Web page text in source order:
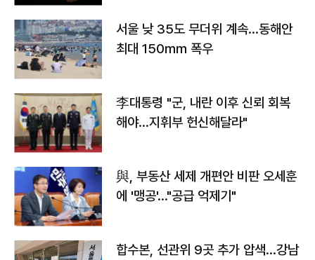
서울 낮 35도 무더위 계속…동해안
최대 150㎜ 폭우
李대통령 "군, 내란 이후 신뢰 회복
해야…지휘부 헌신해달라"
與, 부동산 세제 개편안 비판 오세훈
에 '맹공'…"공급 억제기"
합수본, 선관위 9곳 추가 압색…강남